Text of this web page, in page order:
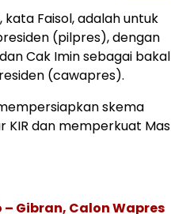
Faisol, adalah untuk
(pilpres), dengan
Cak Imin sebagai bakal
(cawapres).
skema
dan memperkuat Mas
Gibran, Calon Wapres